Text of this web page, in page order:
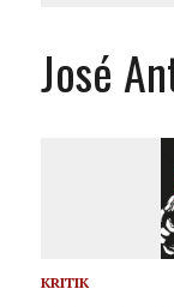
José
KRITIK